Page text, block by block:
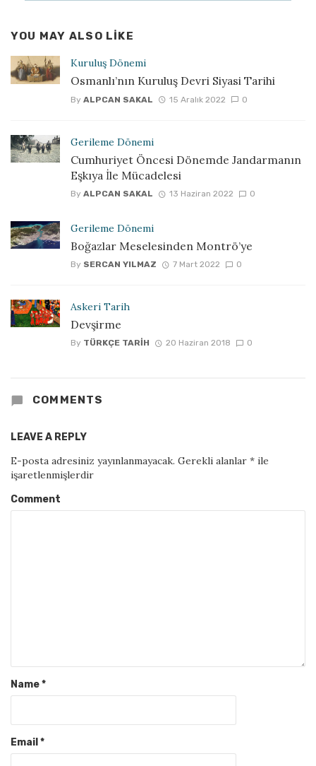
YOU MAY ALSO LIKE
Kuruluş Dönemi
Osmanlı’nın Kuruluş Devri Siyasi Tarihi
By ALPCAN SAKAL 15 Aralık 2022 0
Gerileme Dönemi
Cumhuriyet Öncesi Dönemde Jandarmanın
Eşkıya İle Mücadelesi
By ALPCAN SAKAL 13 Haziran 2022 0
Gerileme Dönemi
Boğazlar Meselesinden Montrö’ye
By SERCAN YILMAZ 7 Mart 2022 0
Askeri Tarih
Devşirme
By TÜRKÇE TARIH 20 Haziran 2018 0
COMMENTS
LEAVE A REPLY
E-posta adresiniz yayınlanmayacak. Gerekli alanlar * ile
işaretlenmişlerdir
Comment
Name*
Email *